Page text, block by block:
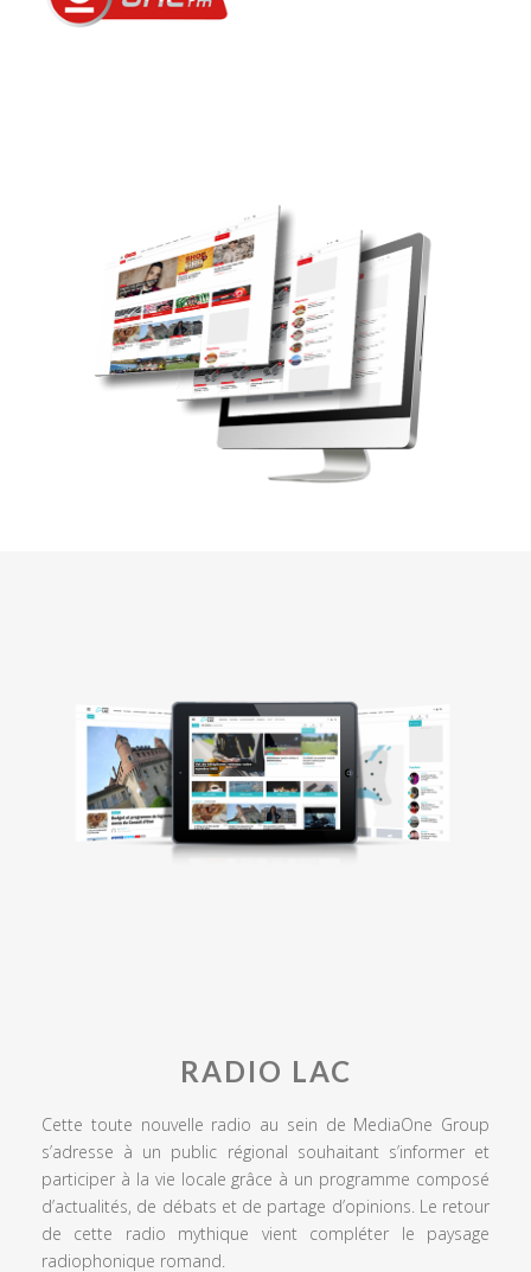
RADIO LAC
Cette toute nouvelle radio au sein de MediaOne Group
s’adresse à un public régional souhaitant s’informer et
participer à la vie locale grâce à un programme composé
d’actualités, de débats et de partage d’opinions. Le retour
de cette radio mythique vient compléter le paysage
radiophonique romand.